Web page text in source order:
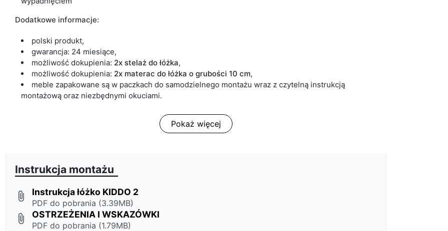
Dodatkowe informacje:
polski produkt,
gwarancja: 24 miesiące,
możliwość dokupienia: 2x stelaż do łóżka,
możliwość dokupienia: 2x materac do łóżka o grubości 10 cm,
meble zapakowane są w paczkach do samodzielnego montażu wraz z czytelną instrukcją
montażową oraz niezbędnymi okuciami.
Pokaż więcej
Instrukcja montażu
attach_file Instrukcja łóżko KIDDO 2
PDF do pobrania (3.39MB)
attach_file OSTRZEŻENIA I WSKAZÓWKI
PDF do pobrania (1.79MB)